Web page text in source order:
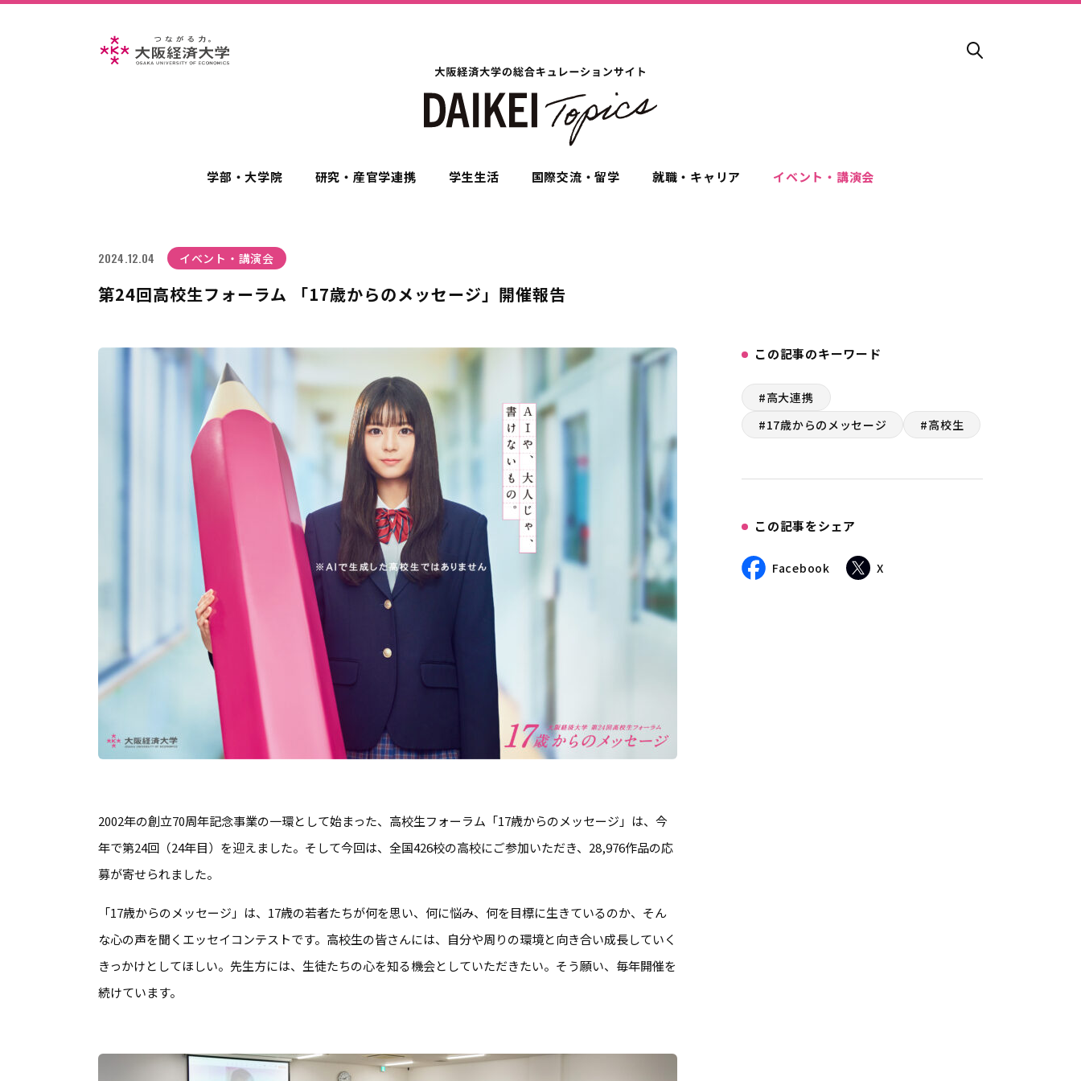
学部・大学院 研究・産官学連携 学生生活 国際交流・留学 就職・キャリア イベント・講演会
2024.12.04 イベント・講演会
第24回高校生フォーラム 「17歳からのメッセージ」開催報告
2002年の創立70周年記念事業の一環として始まった、高校生フォーラム「17歳からのメッセージ」は、今
年で第24回（24年目）を迎えました。そして今回は、全国426校の高校にご参加いただき、28,976作品の応
募が寄せられました。
「17歳からのメッセージ」は、17歳の若者たちが何を思い、何に悩み、何を目標に生きているのか、そん
な心の声を聞くエッセイコンテストです。高校生の皆さんには、自分や周りの環境と向き合い成長していく
きっかけとしてほしい。先生方には、生徒たちの心を知る機会としていただきたい。そう願い、毎年開催を
続けています。
この記事のキーワード
#高大連携
#17歳からのメッセージ
#高校生
この記事をシェア
Facebook X